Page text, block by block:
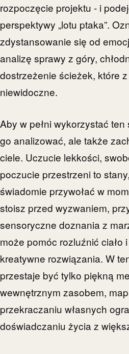
rozpoczęcie projektu - i
perspektywy „lotu ptaka”.
zdystansowanie się od
analizę sprawy z góry,
dostrzeżenie ścieżek, które
niewidoczne.
Aby w pełni wykorzystać
go analizować, ale także
ciele. Uczucie lekkości,
poczucie przestrzeni to
świadomie przywołać w
stoisz przed wyzwaniem,
sensoryczne doznania z
może pomóc rozluźnić ciało
kreatywne rozwiązania. W
przestaje być tylko piękną
wewnętrznym zasobem,
przekraczaniu własnych
doświadczaniu życia z